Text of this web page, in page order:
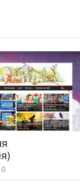
0
ігровий
ім. Т.